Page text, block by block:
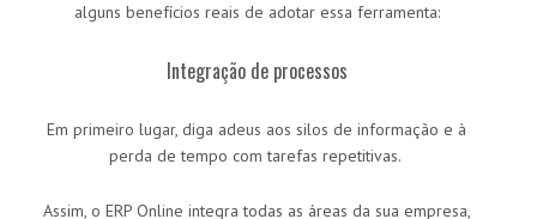
alguns benefícios reais de adotar essa ferramenta:
Integração de processos
Em primeiro lugar, diga adeus aos silos de informação e à
perda de tempo com tarefas repetitivas.
Assim, o ERP Online integra todas as áreas da sua empresa,